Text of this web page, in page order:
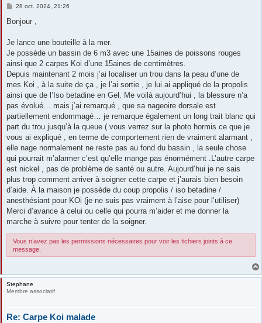
M
s
g
28 oct. 2024, 21:26
Bonjour ,
Je lance une bouteille à la mer.
Je possède un bassin de 6 m3 avec une 15aines de poissons rouges
ainsi que 2 carpes Koi d’une 15aines de centimètres.
Depuis maintenant 2 mois j’ai localiser un trou dans la peau d’une de
mes Koi , à la suite de ça , je l’ai sortie , je lui ai appliqué de la propolis
ainsi que de l’Iso betadine en Gel. Me voilà aujourd’hui , la blessure n’a
pas évolué… mais j’ai remarqué , que sa nageoire dorsale est
partiellement endommagé… je remarque également un long trait blanc qui
part du trou jusqu’à la queue ( vous verrez sur la photo hormis ce que je
vous ai expliqué , en terme de comportement rien de vraiment alarmant ,
elle nage normalement ne reste pas au fond du bassin , la seule chose
qui pourrait m’alarmer c’est qu’elle mange pas énormément .L’autre carpe
est nickel , pas de problème de santé ou autre. Aujourd’hui je ne sais
plus trop comment arriver à soigner cette carpe et j’aurais bien besoin
d’aide. À la maison je possède du coup propolis / iso betadine /
anesthésiant pour KOi (je ne suis pas vraiment à l’aise pour l’utiliser)
Merci d’avance à celui ou celle qui pourra m’aider et me donner la
marche à suivre pour tenter de la soigner.
Vous n’avez pas les permissions nécessaires pour voir les fichiers joints à ce
message.
Stephane
Membre associatif
Re: Carpe Koi malade